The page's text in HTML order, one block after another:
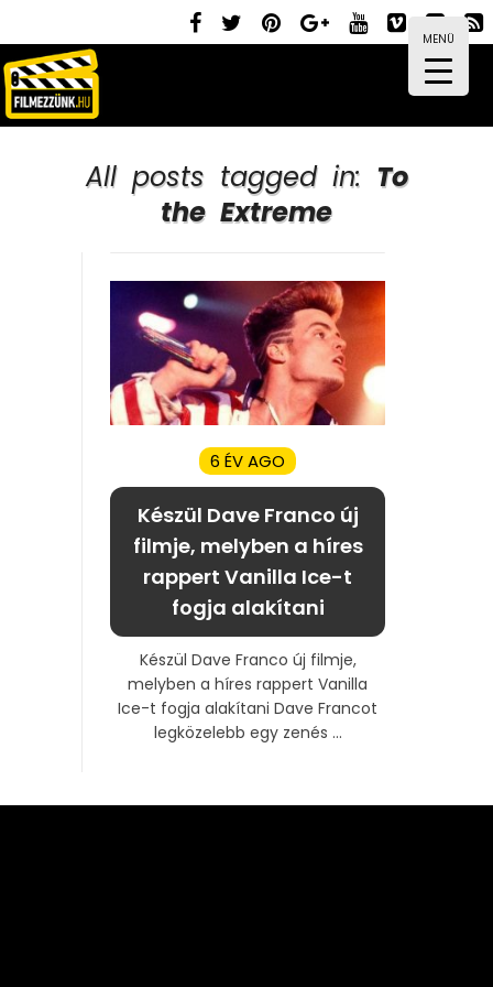
MENÜ
All posts tagged in: To
the Extreme
6 ÉV AGO
Készül Dave Franco új
filmje, melyben a híres
rappert Vanilla Ice-t
fogja alakítani
Készül Dave Franco új filmje,
melyben a híres rappert Vanilla
Ice-t fogja alakítani Dave Francot
legközelebb egy zenés ...